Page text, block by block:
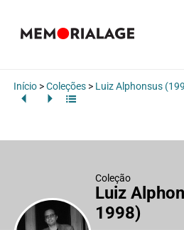
Início>Coleções> Luiz Alphonsus
Coleção
Luiz
1998)